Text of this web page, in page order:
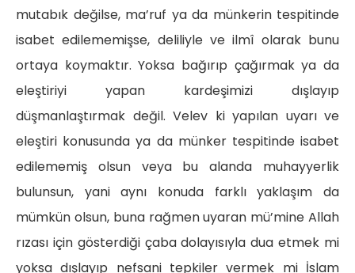
mutabık değilse, ma’ruf ya da münkerin tespitinde
isabet edilememişse, deliliyle ve ilmî olarak bunu
ortaya koymaktır. Yoksa bağırıp çağırmak ya da
eleştiriyi yapan kardeşimizi dışlayıp
düşmanlaştırmak değil. Velev ki yapılan uyarı ve
eleştiri konusunda ya da münker tespitinde isabet
edilememiş olsun veya bu alanda muhayyerlik
bulunsun, yani aynı konuda farklı yaklaşım da
mümkün olsun, buna rağmen uyaran mü’mine Allah
rızası için gösterdiği çaba dolayısıyla dua etmek mi
yoksa dışlayıp nefsani tepkiler vermek mi İslam